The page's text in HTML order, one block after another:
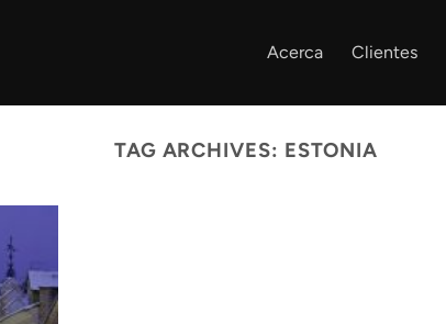
Acerca Clientes
TAG ARCHIVES: ESTONIA